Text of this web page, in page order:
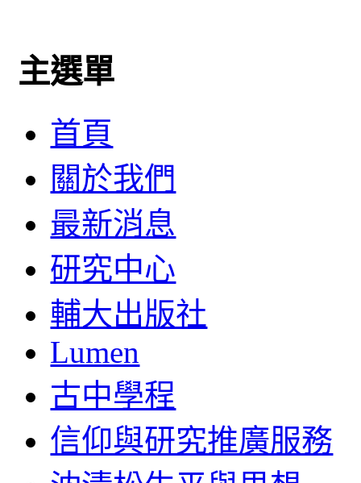
主選單
首頁
關於我們
最新消息
研究中心
輔大出版社
Lumen
古中學程
信仰與研究推廣服務